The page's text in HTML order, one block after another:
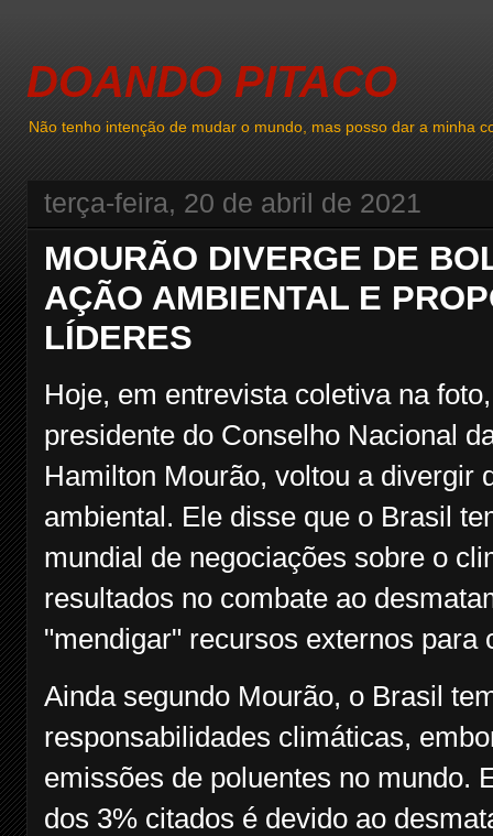
DOANDO PITACO
Não tenho intenção de mudar o mundo, mas posso dar a minha
terça-feira, 20 de abril de 2021
MOURÃO DIVERGE DE
AÇÃO AMBIENTAL E
LÍDERES
Hoje, em entrevista coletiva na
presidente do Conselho Nacional
Hamilton Mourão, voltou a divergir
ambiental. Ele disse que o Brasil
mundial de negociações sobre o
resultados no combate ao
"mendigar" recursos externos para
Ainda segundo Mourão, o Brasil
responsabilidades climáticas,
emissões de poluentes no mundo.
dos 3% citados é devido ao